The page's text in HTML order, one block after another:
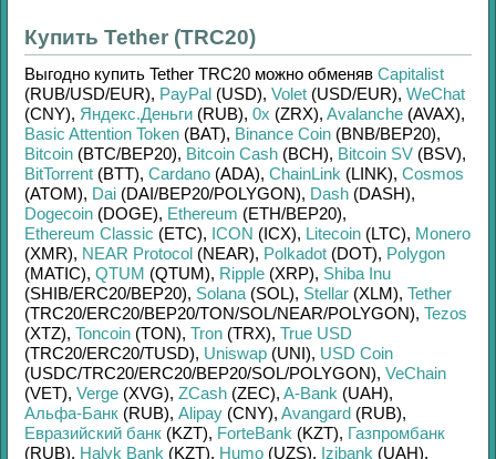
Купить Tether (TRC20)
Выгодно купить Tether TRC20 можно обменяв Capitalist
(RUB/USD/EUR), PayPal (USD), Volet (USD/EUR), WeChat
(CNY), Яндекс.Деньги (RUB), 0x (ZRX), Avalanche (AVAX),
Basic Attention Token (BAT), Binance Coin (BNB/BEP20),
Bitcoin (BTC/BEP20), Bitcoin Cash (BCH), Bitcoin SV (BSV),
BitTorrent (BTT), Cardano (ADA), ChainLink (LINK), Cosmos
(ATOM), Dai (DAI/BEP20/POLYGON), Dash (DASH),
Dogecoin (DOGE), Ethereum (ETH/BEP20),
Ethereum Classic (ETC), ICON (ICX), Litecoin (LTC), Monero
(XMR), NEAR Protocol (NEAR), Polkadot (DOT), Polygon
(MATIC), QTUM (QTUM), Ripple (XRP), Shiba Inu
(SHIB/ERC20/BEP20), Solana (SOL), Stellar (XLM), Tether
(TRC20/ERC20/BEP20/TON/SOL/NEAR/POLYGON), Tezos
(XTZ), Toncoin (TON), Tron (TRX), True USD
(TRC20/ERC20/TUSD), Uniswap (UNI), USD Coin
(USDC/TRC20/ERC20/BEP20/SOL/POLYGON), VeChain
(VET), Verge (XVG), ZCash (ZEC), A-Bank (UAH),
Альфа-Банк (RUB), Alipay (CNY), Avangard (RUB),
Евразийский банк (KZT), ForteBank (KZT), Газпромбанк
(RUB), Halyk Bank (KZT), Humo (UZS), Izibank (UAH),